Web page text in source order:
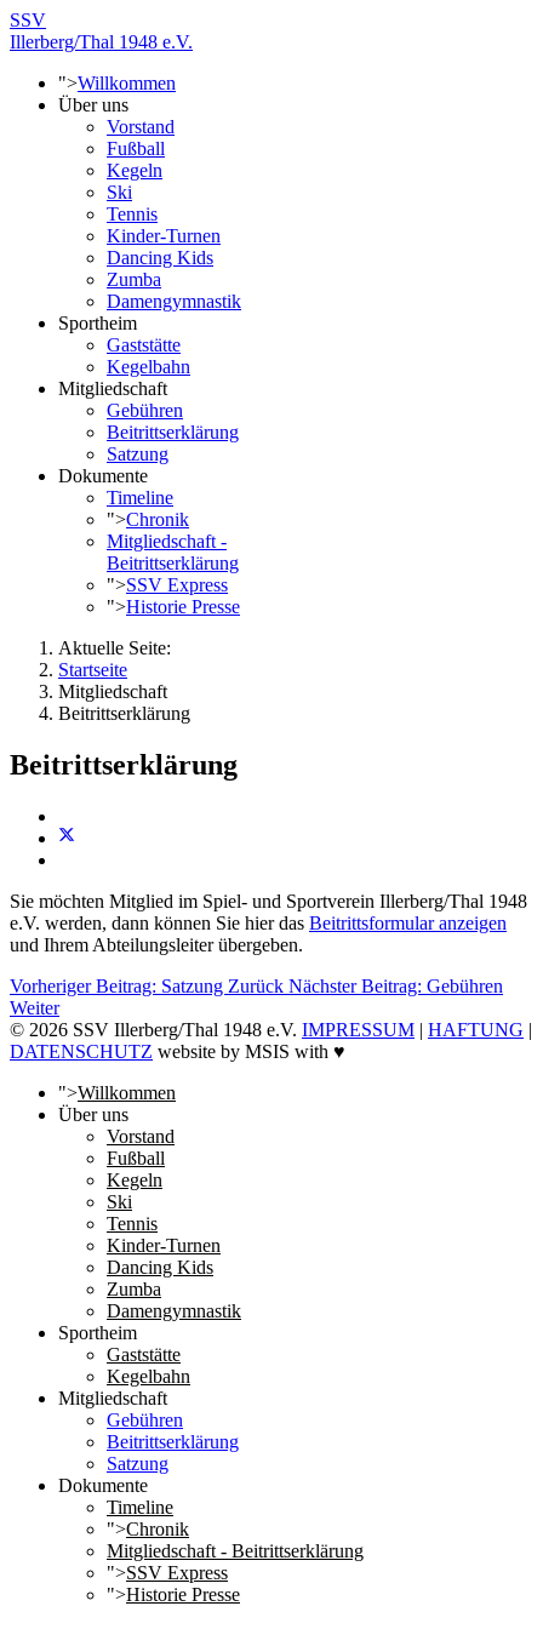
SSV
Illerberg/Thal 1948 e.V.
">Willkommen
Über uns
Vorstand
Fußball
Kegeln
Ski
Tennis
Kinder-Turnen
Dancing Kids
Zumba
Damengymnastik
Sportheim
Gaststätte
Kegelbahn
Mitgliedschaft
Gebühren
Beitrittserklärung
Satzung
Dokumente
Timeline
">Chronik
Mitgliedschaft -
Beitrittserklärung
">SSV Express
">Historie Presse
Aktuelle Seite:
Startseite
Mitgliedschaft
Beitrittserklärung
Beitrittserklärung
Sie möchten Mitglied im Spiel- und Sportverein Illerberg/Thal 1948
e.V. werden, dann können Sie hier das Beitrittsformular anzeigen
und Ihrem Abteilungsleiter übergeben.
Vorheriger Beitrag: Satzung Zurück Nächster Beitrag: Gebühren
Weiter
© 2026 SSV Illerberg/Thal 1948 e.V. IMPRESSUM | HAFTUNG |
DATENSCHUTZ website by MSIS with ♥
">Willkommen
Über uns
Vorstand
Fußball
Kegeln
Ski
Tennis
Kinder-Turnen
Dancing Kids
Zumba
Damengymnastik
Sportheim
Gaststätte
Kegelbahn
Mitgliedschaft
Gebühren
Beitrittserklärung
Satzung
Dokumente
Timeline
">Chronik
Mitgliedschaft - Beitrittserklärung
">SSV Express
">Historie Presse